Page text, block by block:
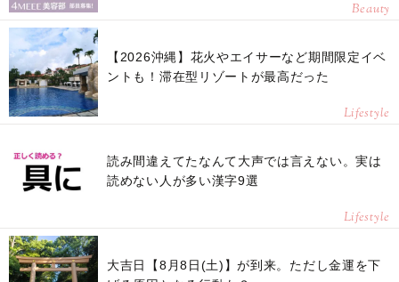
Beauty
【2026沖縄】花火やエイサーなど期間限定イベ
ントも！滞在型リゾートが最高だった
Lifestyle
読み間違えてたなんて大声では言えない。実は
読めない人が多い漢字9選
Lifestyle
大吉日【8月8日(土)】が到来。ただし金運を下